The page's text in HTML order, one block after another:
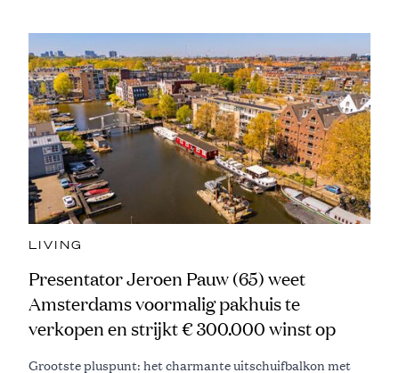
LIVING
Presentator Jeroen Pauw (65) weet
Amsterdams voormalig pakhuis te
verkopen en strijkt € 300.000 winst op
Grootste pluspunt: het charmante uitschuifbalkon met